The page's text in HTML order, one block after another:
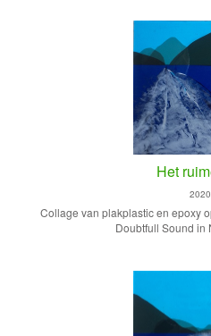
Het
2020
Collage van plakplastic en epoxy
Doubtfull Sound in